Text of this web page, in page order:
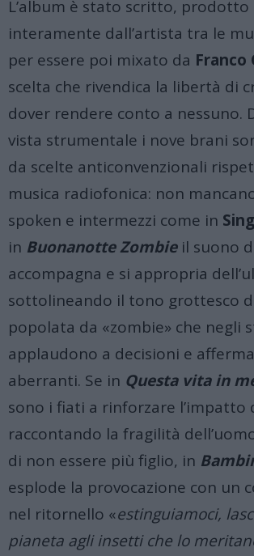
L’album è stato scritto,
interamente dall’artista tra le
per essere poi mixato da Franco
scelta che rivendica la libertà di
dover rendere conto a nessuno.
vista strumentale i nove brani
da scelte anticonvenzionali
musica radiofonica: non
spoken e intermezzi come in
in Buonanotte Zombieil suono
accompagna e si appropria
sottolineando il tono grottesco
popolata da «zombie» che negli
applaudono a decisioni e
aberranti. Se in Questa vita in
sono i fiati a rinforzare
raccontando la fragilità
di non essere più figlio, in
esplode la provocazione con un
nel ritornello «estinguiamoci,
pianeta agli insetti che lo